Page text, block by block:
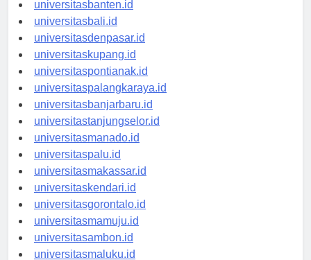
universitasbanten.id
universitasbali.id
universitasdenpasar.id
universitaskupang.id
universitaspontianak.id
universitaspalangkaraya.id
universitasbanjarbaru.id
universitastanjungselor.id
universitasmanado.id
universitaspalu.id
universitasmakassar.id
universitaskendari.id
universitasgorontalo.id
universitasmamuju.id
universitasambon.id